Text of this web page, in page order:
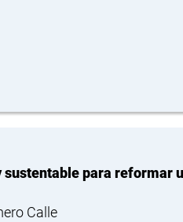
para reformar
Calle